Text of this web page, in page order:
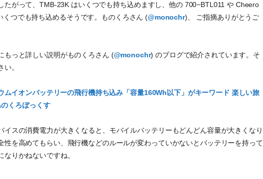
たがって、TMB-23K はいくつでも持ち込めますし、他の 700−BTL011 や Cheero
くつでも持ち込めるそうです。ものくろさん (@monochr)、 ご指摘ありがとうご
もっと詳しい説明がものくろさん (@monochr) のブログで紹介されています。そ
。
ムイオンバッテリーの飛行機持ち込み「容量160Wh以下」がキーワード 楽しい旅
くろぼっくす
イスの消費電力が大きくなると、モバイルバッテリーもどんどん容量が大きくなり
性を高めてもらい、飛行機などのルールが変わっていかないとバッテリーを持って
なりかねないですね。